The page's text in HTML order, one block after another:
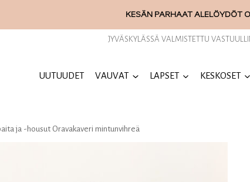
KESÄN PARHAAT ALELÖYDÖT
JYVÄSKYLÄSSÄ VALMISTETTU
UUTUUDET VAUVAT LAPSET KESKOSET
ja -housut Oravakaveri mintunvihreä